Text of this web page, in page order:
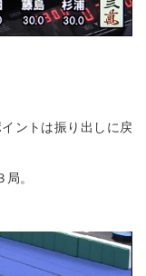
ントは振り出しに戻
。